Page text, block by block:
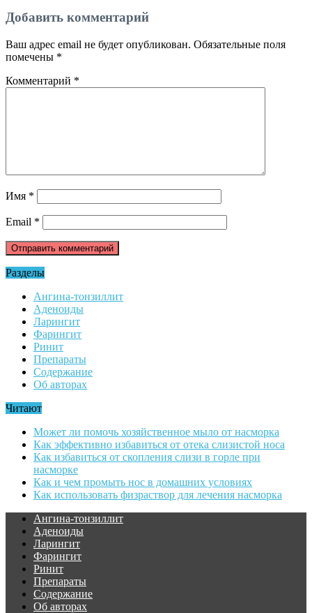
Добавить комментарий
Ваш адрес email не будет опубликован. Обязательные поля
помечены *
Комментарий *
Имя *
Email *
Разделы
Ангина-тонзиллит
Аденоиды
Ларингит
Фарингит
Ринит
Препараты
Содержание
Об авторах
Читают
Может ли помочь хозяйственное мыло от насморка
Как эффективно избавиться от отека слизистой носа
Как избавиться от скопления слизи в горле при
насморке
Как и чем промыть нос в домашних условиях
Как использовать физраствор для лечения насморка
Ангина-тонзиллит
Аденоиды
Ларингит
Фарингит
Ринит
Препараты
Содержание
Об авторах